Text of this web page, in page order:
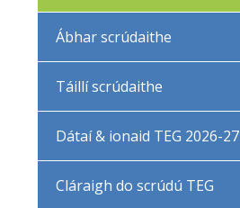
Ábhar scrúdaithe
Táillí scrúdaithe
Dátaí & ionaid TEG 2026-27
Cláraigh do scrúdú TEG